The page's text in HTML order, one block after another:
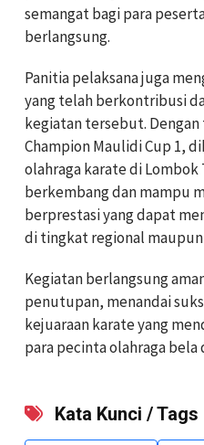
semangat bagi para
berlangsung.
Panitia pelaksana juga
yang telah berkontribusi
kegiatan tersebut.
Champion Maulidi Cup 1,
olahraga karate di Lombok
berkembang dan mampu
berprestasi yang dapat
di tingkat regional maupun
Kegiatan berlangsung
penutupan, menandai
kejuaraan karate yang
para pecinta olahraga bela
Kata Kunci / Tags